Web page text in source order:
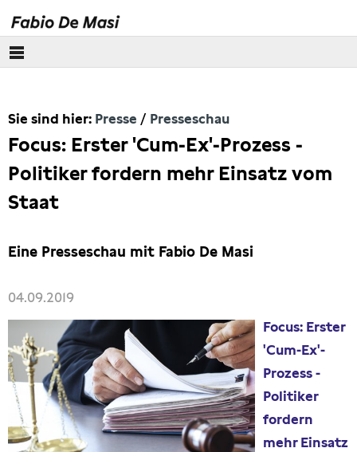
Europäisches Parlament
Themen
Presse
Pressebilder
Artikel
Presseschau
Publikationen
Sie sind hier: Presse Presseschau
Focus: Erster 'Cum-Ex'-Prozess -
Politiker fordern mehr Einsatz vom
Staat
Eine Presseschau mit Fabio De Masi
04.09.2019
Focus: Erster
'Cum-Ex'-
Prozess -
Politiker
fordern
mehr Einsatz